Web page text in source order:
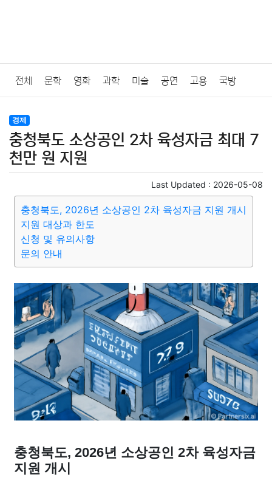
전체 문학 영화 과학 미술 공연 고용 국방
법률
질병 가요 방송 일상 주식 암호화폐 블록체인
미용 증권 인테리어
요리 상품리뷰 원예 금융 게임 스포츠 사진
대출 자동차 취미
종교 사회 정치 건강 의료 의학 경제 마케팅
부동산 외국어 교육 교통 생활 기타
경제
충청북도 소상공인 2차 육성자금 최대 7
천만 원 지원
Last Updated : 2026-05-08
충청북도, 2026년 소상공인 2차 육성자금 지원 개시
지원 대상과 한도
신청 및 유의사항
문의 안내
충청북도, 2026년 소상공인 2차 육성자금
지원 개시